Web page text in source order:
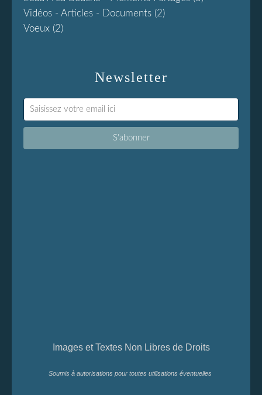
Newsletter
Vidéos - Articles - Documents (2)
Voeux (2)
Images et Textes Non Libres de Droits
Soumis à autorisations pour toutes utilisations éventuelles